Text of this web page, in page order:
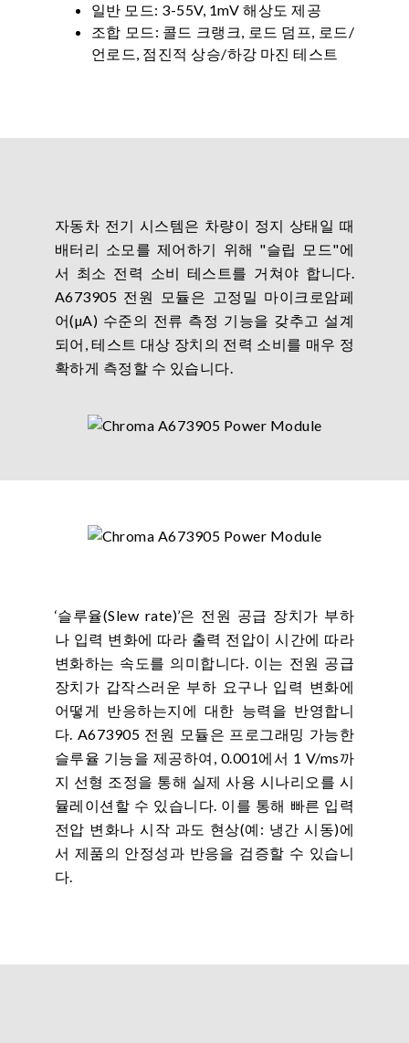
일반 모드: 3-55V, 1mV 해상도 제공
조합 모드: 콜드 크랭크, 로드 덤프, 로드/
언로드, 점진적 상승/하강 마진 테스트
자동차 전기 시스템은 차량이 정지 상태일 때
배터리 소모를 제어하기 위해 "슬립 모드"에
서 최소 전력 소비 테스트를 거쳐야 합니다.
A673905 전원 모듈은 고정밀 마이크로암페
어(µA) 수준의 전류 측정 기능을 갖추고 설계
되어, 테스트 대상 장치의 전력 소비를 매우 정
확하게 측정할 수 있습니다.
‘슬루율(Slew rate)’은 전원 공급 장치가 부하
나 입력 변화에 따라 출력 전압이 시간에 따라
변화하는 속도를 의미합니다. 이는 전원 공급
장치가 갑작스러운 부하 요구나 입력 변화에
어떻게 반응하는지에 대한 능력을 반영합니
다. A673905 전원 모듈은 프로그래밍 가능한
슬루율 기능을 제공하여, 0.001에서 1 V/ms까
지 선형 조정을 통해 실제 사용 시나리오를 시
뮬레이션할 수 있습니다. 이를 통해 빠른 입력
전압 변화나 시작 과도 현상(예: 냉간 시동)에
서 제품의 안정성과 반응을 검증할 수 있습니
다.